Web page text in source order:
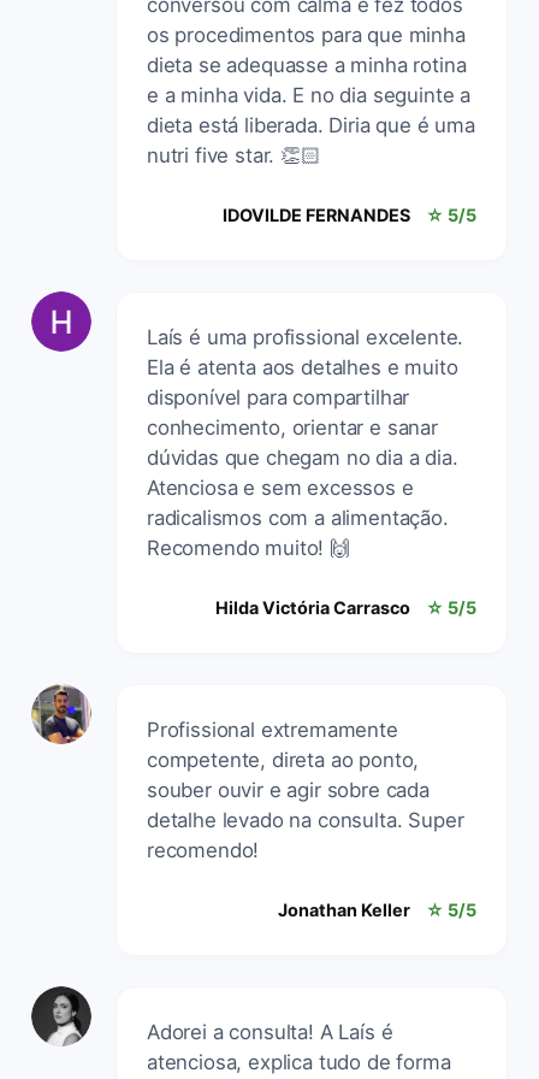
os procedimentos para que minha
dieta se adequasse a minha rotina
e a minha vida. E no dia seguinte a
dieta está liberada. Diria que é uma
nutri five star. 👏🏻
IDOVILDE FERNANDES ☆ 5/5
Laís é uma profissional excelente.
Ela é atenta aos detalhes e muito
disponível para compartilhar
conhecimento, orientar e sanar
dúvidas que chegam no dia a dia.
Atenciosa e sem excessos e
radicalismos com a alimentação.
Recomendo muito! 🙌
Hilda Victória Carrasco ☆ 5/5
Profissional extremamente
competente, direta ao ponto,
souber ouvir e agir sobre cada
detalhe levado na consulta. Super
recomendo!
Jonathan Keller ☆ 5/5
Adorei a consulta! A Laís é
atenciosa, explica tudo de forma